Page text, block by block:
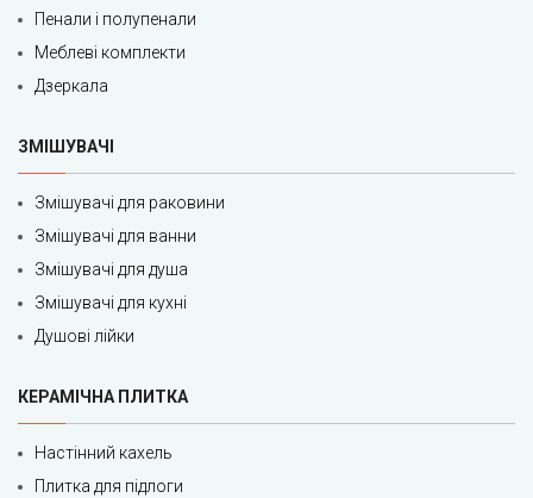
Пенали і полупенали
Меблеві комплекти
Дзеркала
ЗМІШУВАЧІ
Змішувачі для раковини
Змішувачі для ванни
Змішувачі для душа
Змішувачі для кухні
Душові лійки
КЕРАМІЧНА ПЛИТКА
Настінний кахель
Плитка для підлоги